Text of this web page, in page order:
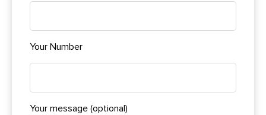
Your Number
Your message (optional)